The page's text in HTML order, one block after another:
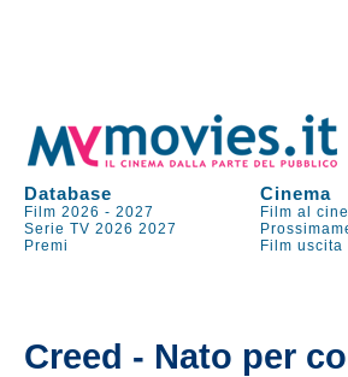
Database Cinema
Film 2026 -2027 Film al
Serie TV 2026 2027
Premi
Film uscita
Creed - Nato per